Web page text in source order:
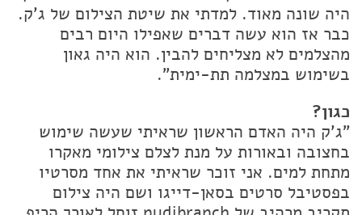
היה שונה מאוד. למדתי את שיטת הצילום של ג'ק.
כבר אז הוא עשה דברים שאפילו היום רבים
מהצלמים לא מצליחים להבין. הוא היה גאון
בשימוש במצלמה תת-ימית".
כגון?
"ג'ק היה האדם הראשון שראיתי שעשה שימוש
בחצובה ובאורות על מנת לצלם צילומי מאקרו
מתחת למים. אני זוכר שראיתי את אחד מסרטיו
בפסטיבל סרטים בסאן-דייגו ושם היה צילום